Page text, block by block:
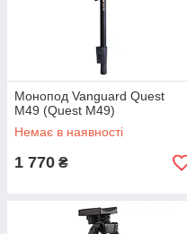
Монопод Vanguard Quest
M49 (Quest M49)
Немає в наявності
1 770 ₴